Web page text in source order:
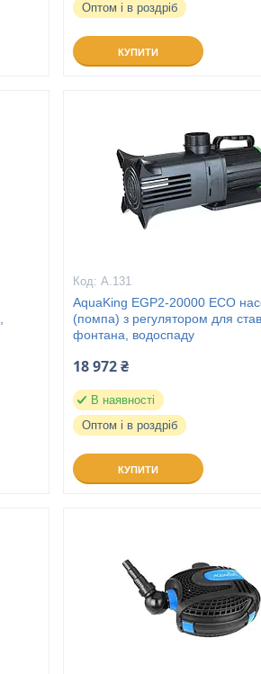
Оптом і в роздріб
КУПИТИ
A.131
AquaKing EGP2-20000 ECO
(помпа) з регулятором для
фонтана, водоспаду
18 972 ₴
В наявності
Оптом і в роздріб
КУПИТИ